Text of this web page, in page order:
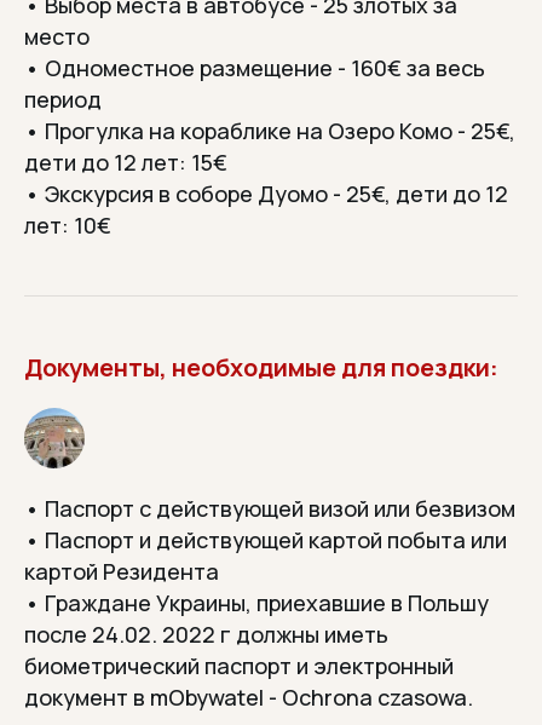
место
• Одноместное размещение - 160€ за весь
период
• Прогулка на кораблике на Озеро Комо - 25€,
дети до 12 лет: 15€
• Экскурсия в соборе Дуомо - 25€, дети до 12
лет: 10€
Документы, необходимые для поездки:
• Паспорт с действующей визой или безвизом
• Паспорт и действующей картой побыта или
картой Резидента
• Гражданe Украины, приехавшие в Польшу
после 24.02. 2022 г должны иметь
биометрический паспорт и электронный
документ в mObywatel - Ochrona czasowa.
МОЖНО ПОЕХАТЬ
ОДНОМУ
У нас часто ездят без пары —
находят компанию и друзей.
ПЕРЕЗАГРУЗКА